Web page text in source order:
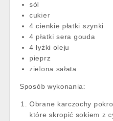
sól
cukier
4 cienkie płatki szynki
4 płatki sera gouda
4 łyżki oleju
pieprz
zielona sałata
Sposób wykonania:
Obrane karczochy
które skropić sokiem z